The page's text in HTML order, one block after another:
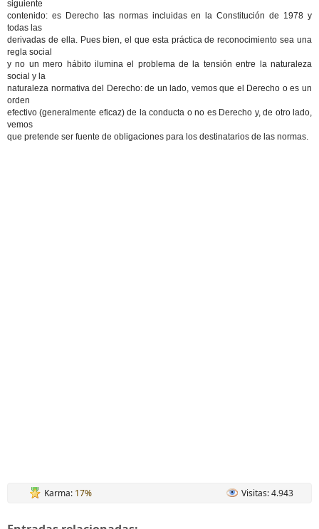
siguiente
contenido: es Derecho las normas incluidas en la Constitución de 1978 y
todas las
derivadas de ella. Pues bien, el que esta práctica de reconocimiento sea una
regla social
y no un mero hábito ilumina el problema de la tensión entre la naturaleza
social y la
naturaleza normativa del Derecho: de un lado, vemos que el Derecho o es un
orden
efectivo (generalmente eficaz) de la conducta o no es Derecho y, de otro lado,
vemos
que pretende ser fuente de obligaciones para los destinatarios de las normas.
Karma: 17% Visitas: 4.943